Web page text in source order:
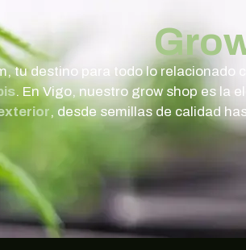
tu destino para todo lo
. En Vigo, nuestro grow shop es la
, desde semillas de calidad